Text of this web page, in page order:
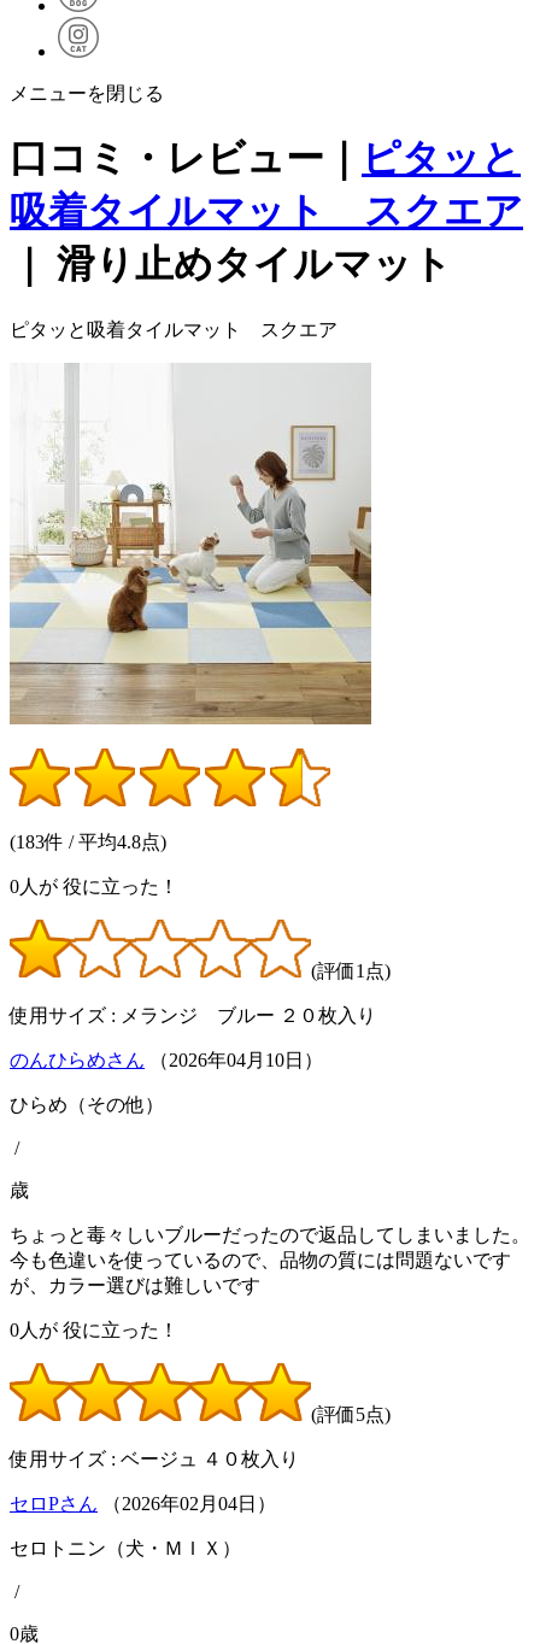
メニューを閉じる
口コミ・レビュー｜
ピタッと
吸着タイルマット スクエア
｜ 滑り止めタイルマット
ピタッと吸着タイルマット スクエア
(183件 / 平均4.8点)
0人が 役に立った！
(評価1点)
使用サイズ : メランジ ブルー ２０枚入り
のんひらめさん （2026年04月 10日）
ひらめ（その他）
/
歳
ちょっと毒々しいブルーだったので返品してしまいました。
今も色違いを使っているので、品物の質には問題ないです
が、カラー選びは難しいです
0人が 役に立った！
(評価5点)
使用サイズ : ベージュ ４０枚入り
セロPさん （2026年02 月 04日）
セロトニン（犬・ＭＩＸ）
/
0歳